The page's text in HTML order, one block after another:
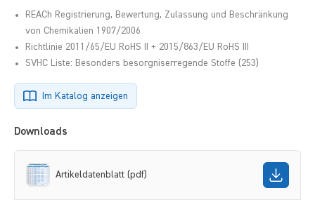
REACh Registrierung, Bewertung, Zulassung und Beschränkung
von Chemikalien 1907/2006
Richtlinie 2011/65/EU RoHS II + 2015/863/EU RoHS III
SVHC Liste: Besonders besorgniserregende Stoffe (253)
Im Katalog anzeigen
Downloads
Artikeldatenblatt (pdf)